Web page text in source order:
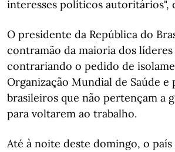
interesses políticos autoritários",
O presidente da República do
contramão da maioria dos
contrariando o pedido de
Organização Mundial de Saúde e
brasileiros que não pertençam a
para voltarem ao trabalho.
Até à noite deste domingo, o país